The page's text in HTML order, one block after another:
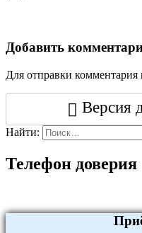
Добавить
Для отправки комментария
Версия
Найти:
Телефон доверия